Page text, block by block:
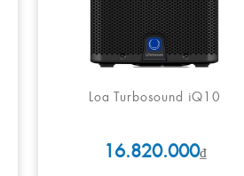
Loa Turbosound iQ10
16.820.000₫